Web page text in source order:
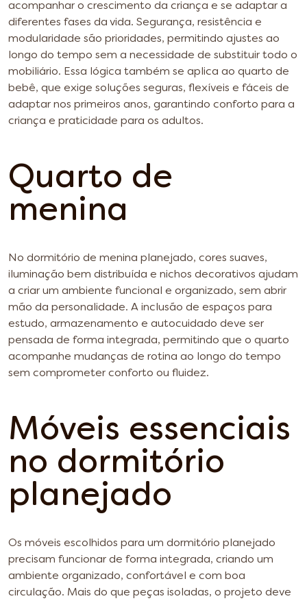
acompanhar o crescimento da criança e se adaptar a
diferentes fases da vida. Segurança, resistência e
modularidade são prioridades, permitindo ajustes ao
longo do tempo sem a necessidade de substituir todo o
mobiliário. Essa lógica também se aplica ao quarto de
bebê, que exige soluções seguras, flexíveis e fáceis de
adaptar nos primeiros anos, garantindo conforto para a
criança e praticidade para os adultos.
Quarto de
menina
No dormitório de menina planejado, cores suaves,
iluminação bem distribuída e nichos decorativos ajudam
a criar um ambiente funcional e organizado, sem abrir
mão da personalidade. A inclusão de espaços para
estudo, armazenamento e autocuidado deve ser
pensada de forma integrada, permitindo que o quarto
acompanhe mudanças de rotina ao longo do tempo
sem comprometer conforto ou fluidez.
Móveis essenciais
no dormitório
planejado
Os móveis escolhidos para um dormitório planejado
precisam funcionar de forma integrada, criando um
ambiente organizado, confortável e com boa
circulação. Mais do que peças isoladas, o projeto deve